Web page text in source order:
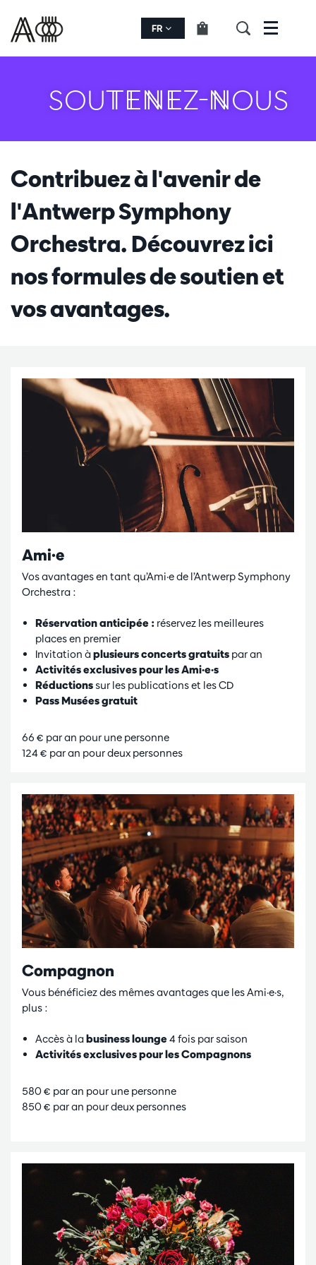
FR Menu
SOUTENEZ-NOUS
Contribuez à l'avenir de
l'Antwerp Symphony
Orchestra. Découvrez ici
nos formules de soutien et
vos avantages.
Ami·e
Vos avantages en tant qu’Ami·e de l’Antwerp Symphony
Orchestra :
Réservation anticipée :réservez les meilleures
places en premier
Invitation àplusieurs concerts gratuitspar an
Activités exclusives pour les Ami·e·s
Réductionssur les publications et les CD
Pass Musées gratuit
66 € par an pour une personne
124 € par an pour deux personnes
Compagnon
Vous bénéficiez des mêmes avantages que les Ami·e·s,
plus :
Accès à labusiness lounge4 fois par saison
Activités exclusives pour les Compagnons
580 € par an pour une personne
850 € par an pour deux personnes